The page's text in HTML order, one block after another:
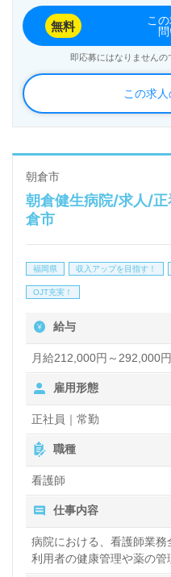
ます。
◎わたしの次のステージ
を歩く！』チーム医療
助手をご一緒に◎
看護助手や介護職経験
看護助手を目指される方
けの診療ではなく、患者
ることを大切にされ、『
ムワーク、業界を基礎か
い』『やりがいのある
て成長したい』『キャ
アアップしたい』『精
活かしたい、看護助手
『ワークライフバラン
等の方も大歓迎！働き
ンサルタントよりご案
なくお願いします。
全国の求人ご紹介！医
この求
無料
こ
即応募にはなりません
朝倉市
朝倉健生病院/求人/
倉市
福岡県 収入アップを目指す！
OJT充実！
給与
月給212,000円～292,000
雇用形態
正社員｜常勤
職種
看護師
仕事内容
病院における、看護師業務
利用者の健康管理や薬の